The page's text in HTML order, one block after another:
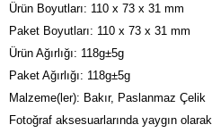
Ürün Boyutları: 110 x 73 x 31 mm
Paket Boyutları: 110 x 73 x 31 mm
Ürün Ağırlığı: 118g±5g
Paket Ağırlığı: 118g±5g
Malzeme(ler): Bakır, Paslanmaz Çelik
Fotoğraf aksesuarlarında yaygın